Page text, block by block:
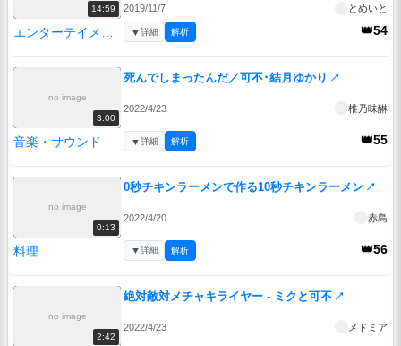
14:59 2019/11/7 とめいと
👑54
▼詳細 解析
no image
3:00
死んでしまったんだ／可不･結月ゆかり ↗
2022/4/23 椎乃味醂
音楽・サウンド 👑55
▼詳細 解析
no image
0:13
0秒チキンラーメンで作る10秒チキンラーメン ↗
2022/4/20 赤島
料理 👑56
▼詳細 解析
no image
2:42
絶対敵対メチャキライヤー - ミクと可不 ↗
2022/4/23 メドミア